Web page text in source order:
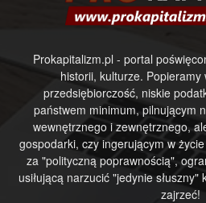
Prokapitalizm.pl - portal
historii, kulturze. Popieramy
przedsiębiorczość, niskie
państwem minimum, pilnującym
wewnętrznego i zewnętrznego,
gospodarki, czy ingerującym w
za "polityczną poprawnością",
usiłującą narzucić "jedynie
zajrzeć!